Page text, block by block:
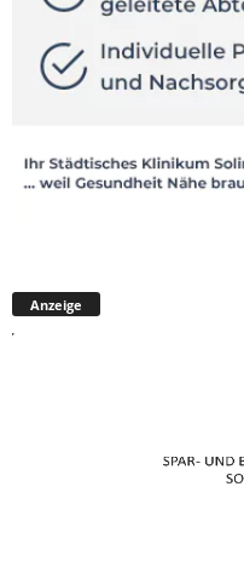
Anzeige